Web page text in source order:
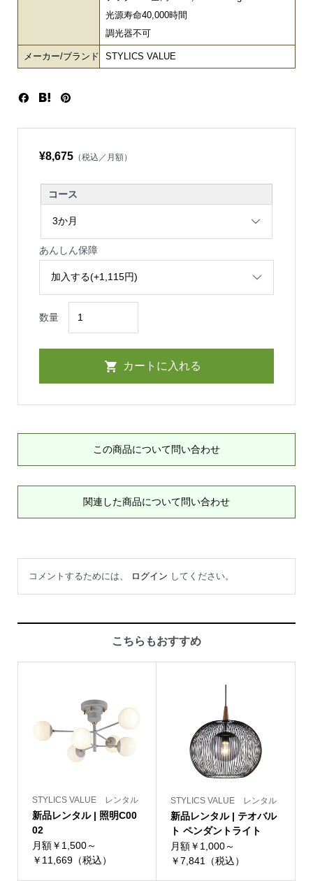
光源寿命40,000時間
調光器不可
メーカー/ブランド STYLICS VALUE
¥8,675（税込／月額）
コース
あんしん保障
数量
この商品について問い合わせ
関連した商品について問い合わせ
コメントするためには、 ログイン してください。
こちらもおすすめ
STYLICS VALUE レンタル
新品レンタル | 照明C00
02
月額￥1,500～
￥11,669（税込）
STYLICS VALUE レンタル
新品レンタル | テオバル
ト ペンダントライト
月額￥1,000～
￥7,841（税込）